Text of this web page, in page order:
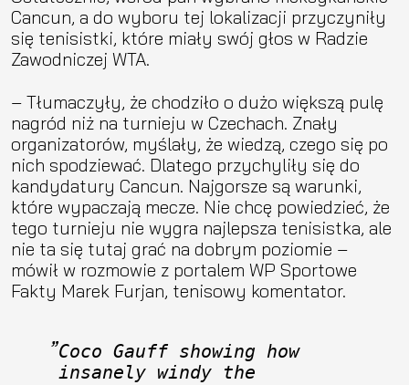
Cancun, a do wyboru tej lokalizacji przyczyniły
się tenisistki, które miały swój głos w Radzie
Zawodniczej WTA.
– Tłumaczyły, że chodziło o dużo większą pulę
nagród niż na turnieju w Czechach. Znały
organizatorów, myślały, że wiedzą, czego się po
nich spodziewać. Dlatego przychyliły się do
kandydatury Cancun. Najgorsze są warunki,
które wypaczają mecze. Nie chcę powiedzieć, że
tego turnieju nie wygra najlepsza tenisistka, ale
nie ta się tutaj grać na dobrym poziomie –
mówił w rozmowie z portalem WP Sportowe
Fakty Marek Furjan, tenisowy komentator.
Coco Gauff showing how
insanely windy the